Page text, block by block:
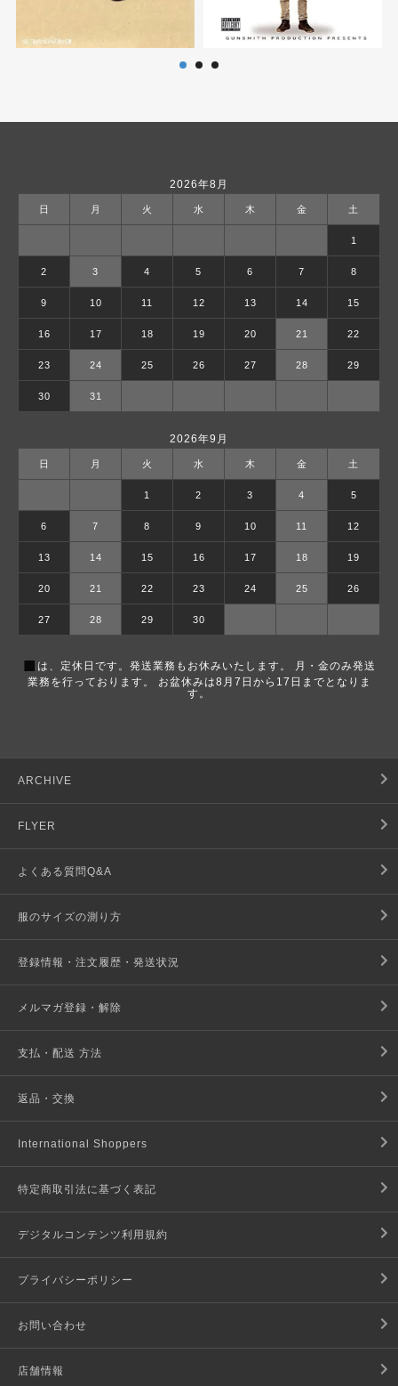
2026年8月
日 月 火 水 木 金 土
1
2 3 4 5 6 7 8
9 10 11 12 13 14 15
16 17 18 19 20 21 22
23 24 25 26 27 28 29
30 31
2026年9月
日 月 火 水 木 金 土
1 2 3 4 5
6 7 8 9 10 11 12
13 14 15 16 17 18 19
20 21 22 23 24 25 26
27 28 29 30
■ は、定休日です。発送業務もお休みいたします。 月・金のみ発送
業務を行っております。 お盆休みは8月7日から17日までとなりま
す。
ARCHIVE
FLYER
よくある質問Q&A
服のサイズの測り方
登録情報・注文履歴・発送状況
メルマガ登録・解除
支払・配送 方法
返品・交換
International Shoppers
特定商取引法に基づく表記
デジタルコンテンツ利用規約
プライバシーポリシー
お問い合わせ
店舗情報